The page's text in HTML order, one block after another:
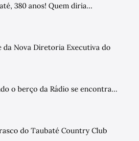
380 anos! Quem diria...
da Nova Diretoria Executiva do
o berço da Rádio se encontra...
do Taubaté Country Club